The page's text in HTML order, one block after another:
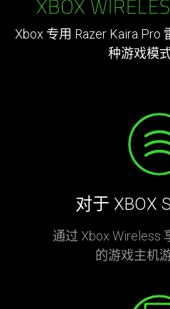
XBOX
Xbox 专用 Razer Kaira Pro
种游戏模
对于 XBOX
通过 Xbox Wireless
的游戏主机